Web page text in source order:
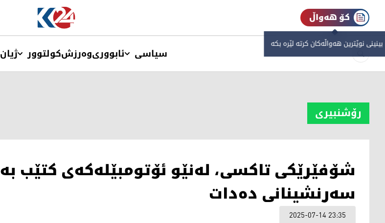
کۆ هەواڵ
نوێترین هەواڵەکان کرتە لێرە بکە
سیاسی ئابووریوەرزشکولتوور ژیان
رۆشنبیری
شۆفێرێکی تاکسی، لەنێو ئۆتومبێلەکەی کتێب بە
سەرنشینانی دەدات
2025-07-14 23:35